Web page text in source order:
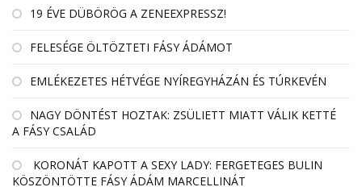
19 ÉVE DÜBÖRÖG A ZENEEXPRESSZ!
FELESÉGE ÖLTÖZTETI FÁSY ÁDÁMOT
EMLÉKEZETES HÉTVÉGE NYÍREGYHÁZÁN ÉS TÚRKEVÉN
NAGY DÖNTÉST HOZTAK: ZSÜLIETT MIATT VÁLIK KETTÉ
A FÁSY CSALÁD
KORONÁT KAPOTT A SEXY LADY: FERGETEGES BULIN
KÖSZÖNTÖTTE FÁSY ÁDÁM MARCELLINÁT